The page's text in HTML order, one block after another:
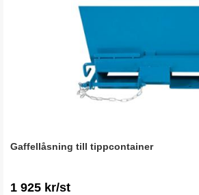
Gaffellåsning till tippcontainer
1 925 kr/st